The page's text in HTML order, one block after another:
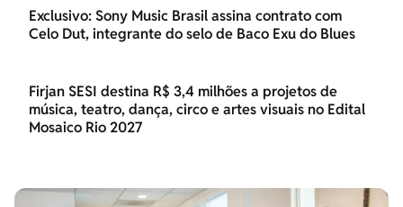
Exclusivo: Sony Music Brasil assina contrato com
Celo Dut, integrante do selo de Baco Exu do Blues
Firjan SESI destina R$ 3,4 milhões a projetos de
música, teatro, dança, circo e artes visuais no Edital
Mosaico Rio 2027